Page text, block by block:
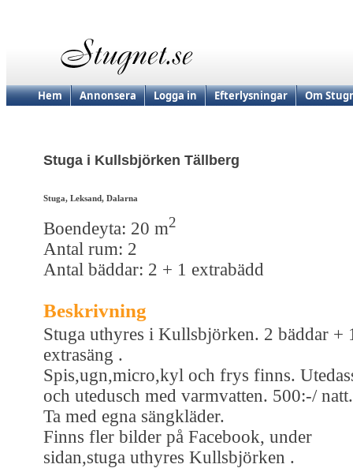
Hem Annonsera Logga in Efterlysningar Om
Stuga i Kullsbjörken Tällberg
Stuga, Leksand, Dalarna
Boendeyta: 20 m2
Antal rum: 2
Antal bäddar: 2 + 1 extrabädd
Beskrivning
Stuga uthyres i Kullsbjörken. 2 bäddar +
extrasäng .
Spis,ugn,micro,kyl och frys finns.
och utedusch med varmvatten. 500:-/ natt.
Ta med egna sängkläder.
Finns fler bilder på Facebook, under
sidan,stuga uthyres Kullsbjörken .